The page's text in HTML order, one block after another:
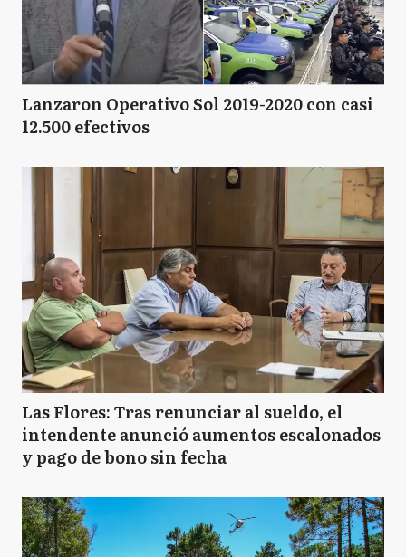
Lanzaron Operativo Sol 2019-2020 con casi
12.500 efectivos
Las Flores: Tras renunciar al sueldo, el
intendente anunció aumentos escalonados
y pago de bono sin fecha